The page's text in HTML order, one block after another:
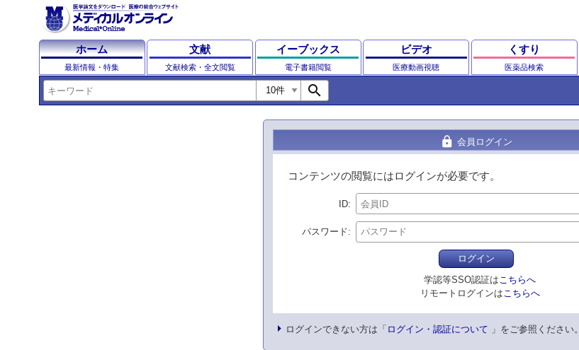
ホーム
最新情報・特集
文献
文献検索・全文閲覧
イーブックス
電子書籍閲覧
ビデオ
医療動画視聴
くすり
医薬品検索
search
lock 会員ログイン
コンテンツの閲覧にはログインが必要です。
ID
パスワード
ログイン
学認等SSO認証は こちらへ
リモートログインは こちらへ
ログインできない方は「 ログイン・認証について 」をご参照ください。